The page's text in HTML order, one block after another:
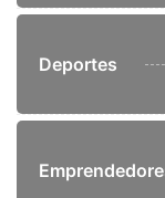
Deportes